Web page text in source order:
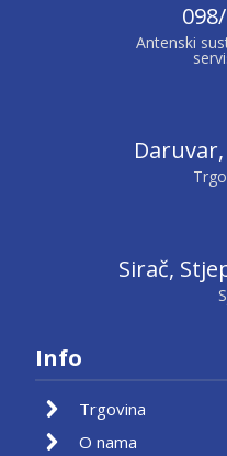
Antenski
Daruvar,
Sirač,
Info
Trgovina
O nama